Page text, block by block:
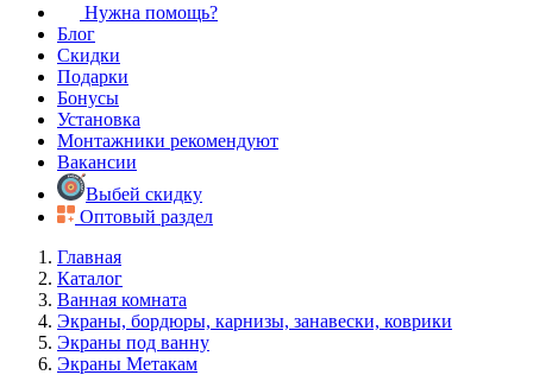
Нужна помощь?
Блог
Скидки
Подарки
Бонусы
Установка
Монтажники рекомендуют
Вакансии
Выбей скидку
Оптовый раздел
Главная
Каталог
Ванная комната
Экраны, бордюры, карнизы, занавески, коврики
Экраны под ванну
Экраны Метакам